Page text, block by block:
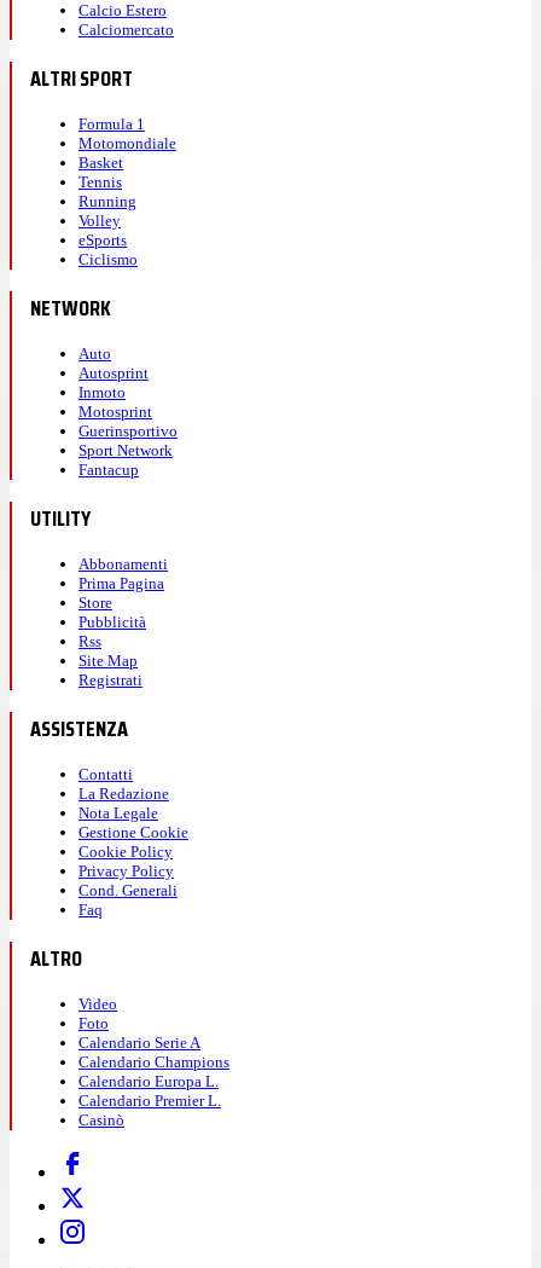
Calcio Estero
Calciomercato
ALTRI SPORT
Formula 1
Motomondiale
Basket
Tennis
Running
Volley
eSports
Ciclismo
NETWORK
Auto
Autosprint
Inmoto
Motosprint
Guerinsportivo
Sport Network
Fantacup
UTILITY
Abbonamenti
Prima Pagina
Store
Pubblicità
Rss
Site Map
Registrati
ASSISTENZA
Contatti
La Redazione
Nota Legale
Gestione Cookie
Cookie Policy
Privacy Policy
Cond. Generali
Faq
ALTRO
Video
Foto
Calendario Serie A
Calendario Champions
Calendario Europa L.
Calendario Premier L.
Casinò